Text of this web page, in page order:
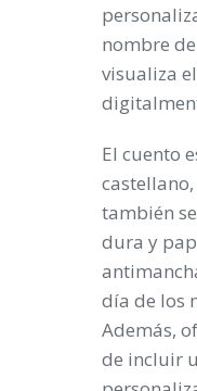
nombre
visualiza
El cuento
también
dura y
día de los
Además,
de incluir